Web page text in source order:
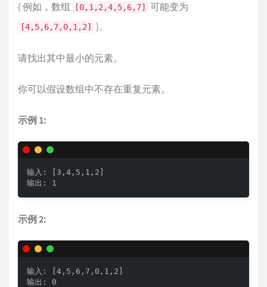
( 例如，数组 [0,1,2,4,5,6,7] 可能变为
[4,5,6,7,0,1,2] )。
请找出其中最小的元素。
你可以假设数组中不存在重复元素。
示例 1:
输入: [3,4,5,1,2]
输出: 1
示例 2:
输入: [4,5,6,7,0,1,2]
输出: 0